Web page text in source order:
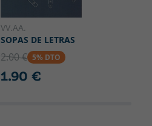
VV.AA.
SOPAS DE LETRAS
2.00 € 5% DTO
1.90 €